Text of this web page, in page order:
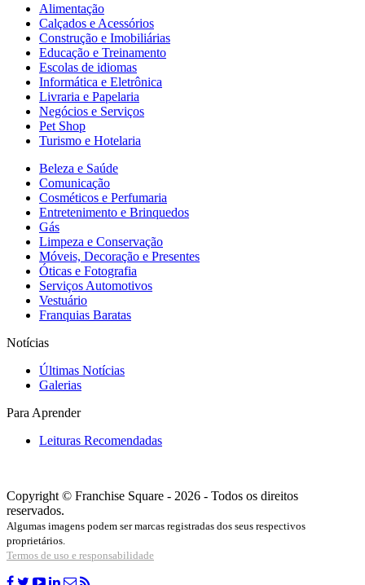
Alimentação
Calçados e Acessórios
Construção e Imobiliárias
Educação e Treinamento
Escolas de idiomas
Informática e Eletrônica
Livraria e Papelaria
Negócios e Serviços
Pet Shop
Turismo e Hotelaria
Beleza e Saúde
Comunicação
Cosméticos e Perfumaria
Entretenimento e Brinquedos
Gás
Limpeza e Conservação
Móveis, Decoração e Presentes
Óticas e Fotografia
Serviços Automotivos
Vestuário
Franquias Baratas
Notícias
Últimas Notícias
Galerias
Para Aprender
Leituras Recomendadas
Copyright © Franchise Square - 2026 - Todos os direitos
reservados.
Algumas imagens podem ser marcas registradas dos seus respectivos
proprietários.
Termos de uso e responsabilidade